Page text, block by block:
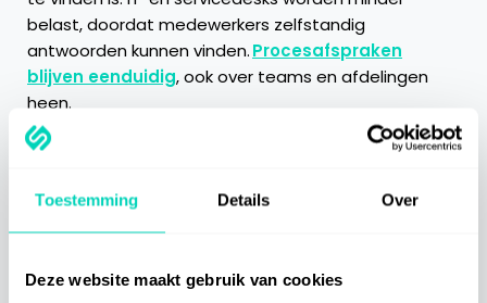
Toestemming Details Over
Deze website maakt gebruik van cookies
belast, doordat medewerkers zelfstandig
antwoorden kunnen vinden.Procesafspraken
blijven eenduidig, ook over teams en afdelingen
heen.
Maar de grootste winst is cultureel. Wanneer kennis
vertrouwen. Mensen durven zelfstandiger
beslissingen te nemen,
organisatie die minder afhankelijk is van individuen.